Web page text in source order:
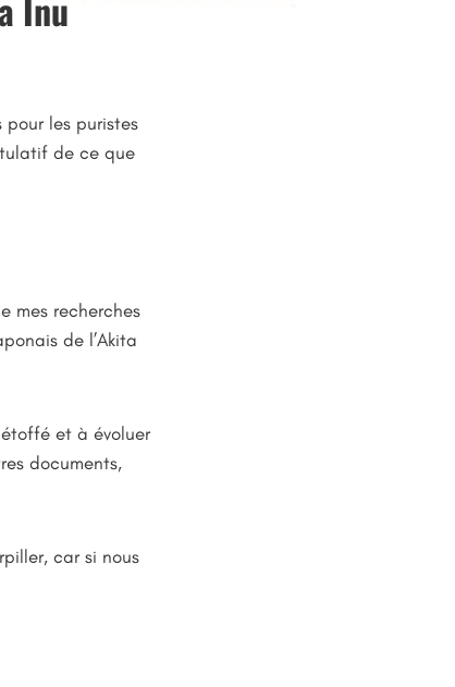
pour les puristes
de ce que
mes recherches
de l’Akita
et à évoluer
documents,
car si nous